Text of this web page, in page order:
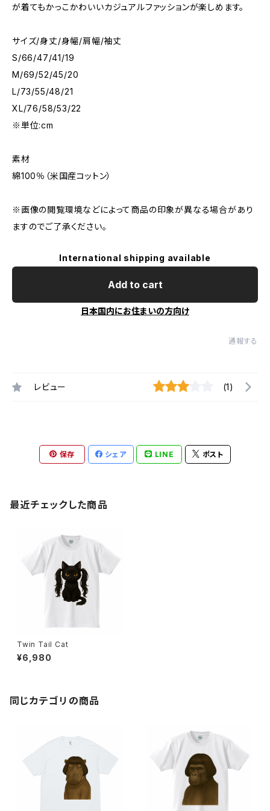
が着てもかっこかわいいカジュアルファッションが楽しめます。
サイズ/身丈/身幅/肩幅/袖丈
S/66/47/41/19
M/69/52/45/20
L/73/55/48/21
XL/76/58/53/22
※単位:cm
素材
綿100％（米国産コットン）
※画像の閲覧環境などによって商品の印象が異なる場合があり
ますのでご了承ください。
International shipping available
Add to cart
日本国内にお住まいの方向け
通報する
レビュー (1)
保存 シェア LINE ポスト
最近チェックした商品
Twin Tail Cat
¥6,980
同じカテゴリの商品